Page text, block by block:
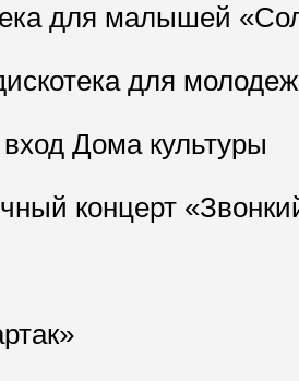
для малышей
для
Дома культуры
концерт